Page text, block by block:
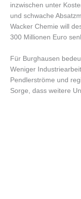
inzwischen unter
und schwache
Wacker Chemie will
300 Millionen Euro
Für Burghausen
Weniger
Pendlerströme und
Sorge, dass weitere